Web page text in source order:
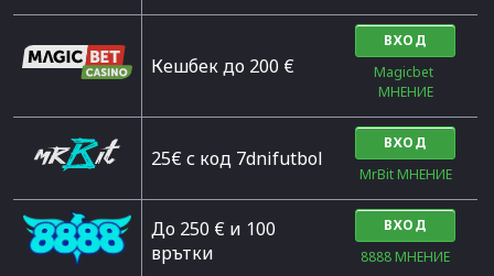
Кешбек до 200 €
ВХОД
Magicbet
МНЕНИЕ
25€ с код 7dnifutbol
ВХОД
MrBit МНЕНИЕ
До 250 € и 100
врътки
ВХОД
8888 МНЕНИЕ